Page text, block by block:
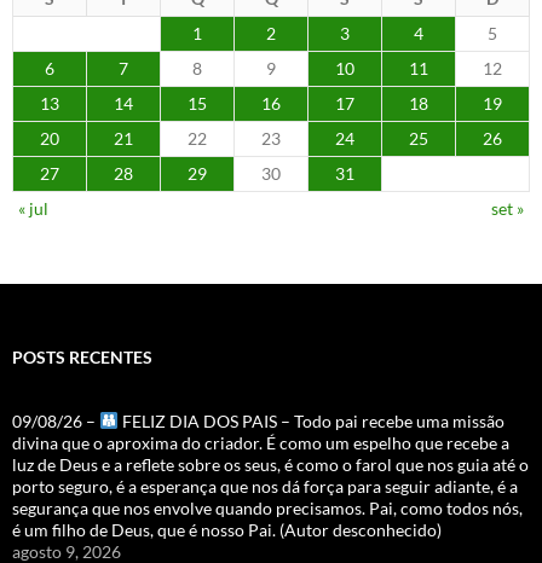
1
2 3 4
5
6
7 8 9 10 11
12
13
14 15 16 17 18
19
20
21 22 23 24 25
26
27
28 29 30
31
« jul
set »
POSTS RECENTES
09/08/26 –
FELIZ DIA DOS PAIS – Todo pai recebe uma missão
divina que o aproxima do criador. É como um espelho que recebe a
luz de Deus e a reflete sobre os seus, é como o farol que nos guia até o
porto seguro, é a esperança que nos dá força para seguir adiante, é a
segurança que nos envolve quando precisamos. Pai, como todos nós,
é um filho de Deus, que é nosso Pai. (Autor desconhecido)
agosto 9, 2026